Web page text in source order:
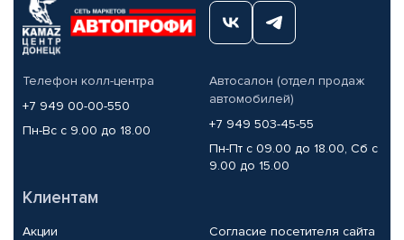
Телефон колл-центра
+7 949 00-00-550
Пн-Вс с 9.00 до 18.00
Автосалон (отдел продаж
автомобилей)
+7 949 503-45-55
Пн-Пт с 09.00 до 18.00, Сб с
9.00 до 15.00
Клиентам
Акции Согласие посетителя сайта